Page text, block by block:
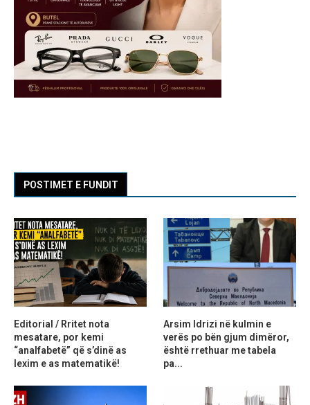
POSTIMET E FUNDIT
Editorial / Rritet nota
mesatare, por kemi
“analfabetë” që s’dinë as
lexim e as matematikë!
Arsim Idrizi në kulmin e
verës po bën gjum dimëror,
është rrethuar me tabela
pa...